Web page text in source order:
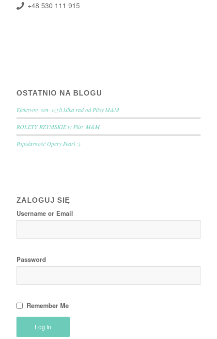
+48 530 111 915
OSTATNIO NA BLOGU
Efektywny sen- czyli kilka rad od Plisy M&M
ROLETY RZYMSKIE w Plisy M&M
Popularność Opery Pearl :)
ZALOGUJ SIĘ
Username or Email
Password
Remember Me